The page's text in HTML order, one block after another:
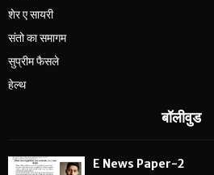
शेर ए सायरी
संतो का समागम
सुप्रीम फैसले
हेल्थ
बॉलीवुड
E News Paper-2